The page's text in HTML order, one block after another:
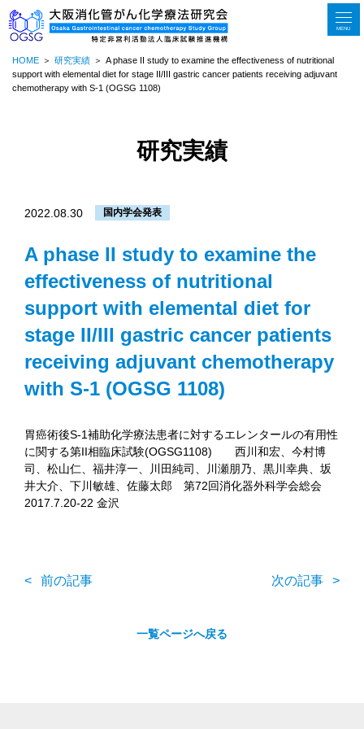
MENU
HOME 研究実績
A phase II study to examine the effectiveness of nutritional
support with elemental diet for stage II/III gastric cancer patients receiving adjuvant
chemotherapy with S-1 (OGSG 1108)
研究実績
2022.08.30 国内学会発表
A phase II study to examine the
effectiveness of nutritional
support with elemental diet for
stage II/III gastric cancer patients
receiving adjuvant chemotherapy
with S-1 (OGSG 1108)
胃癌術後S-1補助化学療法患者に対するエレンタールの有用性
に関する第II相臨床試験(OGSG1108) 西川和宏、今村博
司、松山仁、福井淳一、川田純司、川瀬朋乃、黒川幸典、坂
井大介、下川敏雄、佐藤太郎 第72回消化器外科学会総会
2017.7.20-22 金沢
前の記事 次の記事
一覧ページへ戻る